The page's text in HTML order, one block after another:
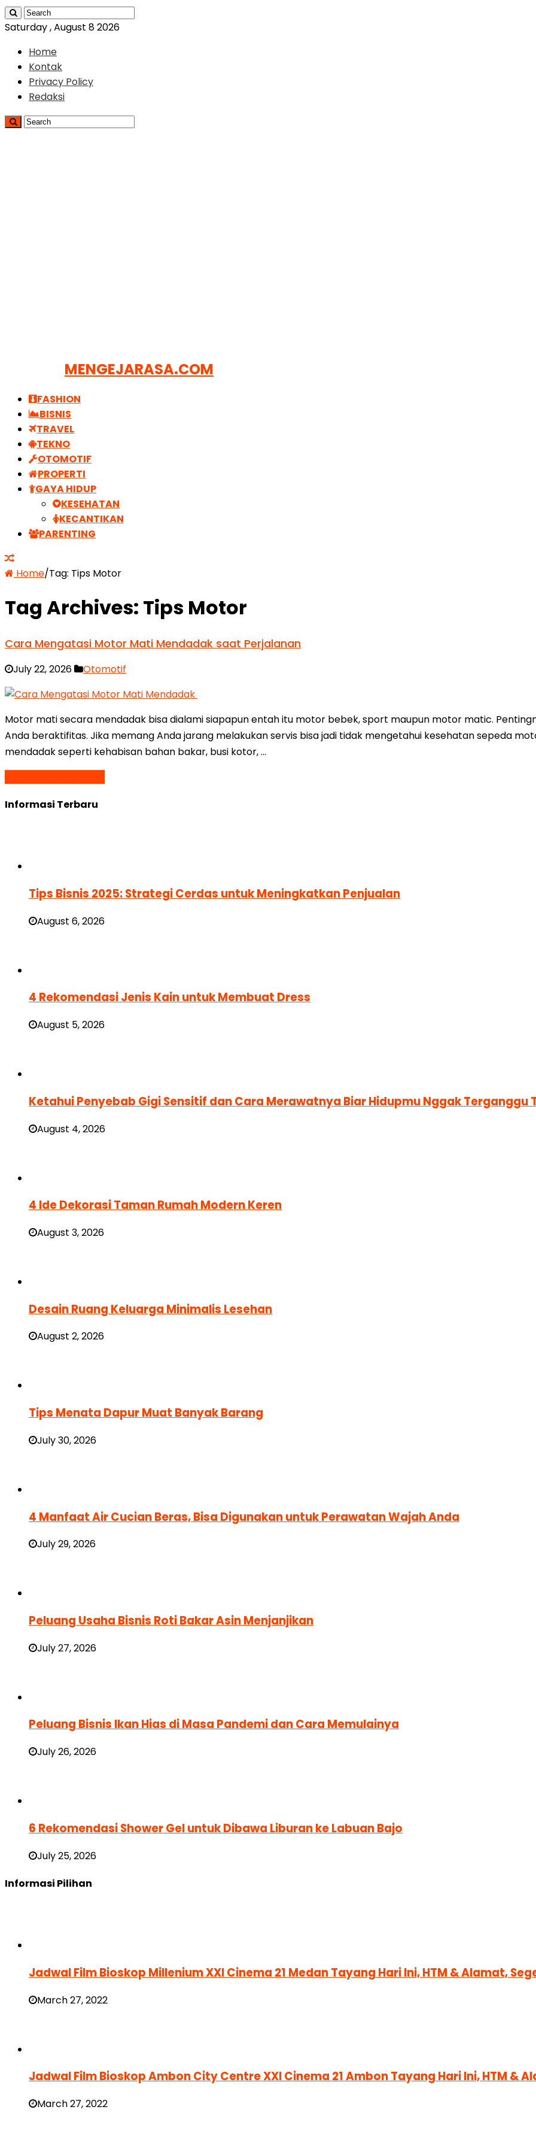
Saturday , August 8 2026
Home
Kontak
Privacy Policy
Redaksi
MENGEJARASA.COM
FASHION
BISNIS
TRAVEL
TEKNO
OTOMOTIF
PROPERTI
GAYA HIDUP
KESEHATAN
KECANTIKAN
PARENTING
Home/Tag: Tips Motor
Tag Archives: Tips Motor
Cara Mengatasi Motor Mati Mendadak saat Perjalanan
July 22, 2026 Otomotif
Motor mati secara mendadak bisa dialami siapapun entah itu motor bebek, sport maupun motor matic.
Anda beraktifitas. Jika memang Anda jarang melakukan servis bisa jadi tidak mengetahui kesehatan sepeda
mendadak seperti kehabisan bahan bakar, busi kotor, …
Informasi Terbaru
Tips Bisnis 2025: Strategi Cerdas untuk Meningkatkan Penjualan
August 6, 2026
4 Rekomendasi Jenis Kain untuk Membuat Dress
August 5, 2026
Ketahui Penyebab Gigi Sensitif dan Cara Merawatnya Biar Hidupmu Nggak Terganggu
August 4, 2026
4 Ide Dekorasi Taman Rumah Modern Keren
August 3, 2026
Desain Ruang Keluarga Minimalis Lesehan
August 2, 2026
Tips Menata Dapur Muat Banyak Barang
July 30, 2026
4 Manfaat Air Cucian Beras, Bisa Digunakan untuk Perawatan Wajah Anda
July 29, 2026
Peluang Usaha Bisnis Roti Bakar Asin Menjanjikan
July 27, 2026
Peluang Bisnis Ikan Hias di Masa Pandemi dan Cara Memulainya
July 26, 2026
6 Rekomendasi Shower Gel untuk Dibawa Liburan ke Labuan Bajo
July 25, 2026
Informasi Pilihan
Jadwal Film Bioskop Millenium XXI Cinema 21 Medan Tayang Hari Ini, HTM & Alamat,
March 27, 2022
Jadwal Film Bioskop Ambon City Centre XXI Cinema 21 Ambon Tayang Hari Ini, HTM &
March 27, 2022